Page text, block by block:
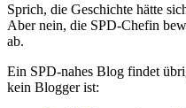
Sprich, die Geschichte hätte
Aber nein, die SPD-Chefin
ab.
Ein SPD-nahes Blog findet
kein Blogger ist: